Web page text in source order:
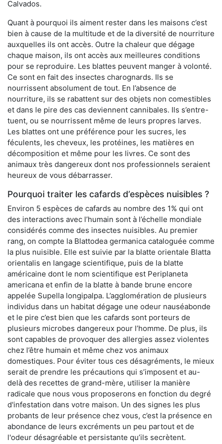
Calvados.
Quant à pourquoi ils aiment rester dans les maisons c’est
bien à cause de la multitude et de la diversité de nourriture
auxquelles ils ont accès. Outre la chaleur que dégage
chaque maison, ils ont accès aux meilleures conditions
pour se reproduire. Les blattes peuvent manger à volonté.
Ce sont en fait des insectes charognards. Ils se
nourrissent absolument de tout. En l’absence de
nourriture, ils se rabattent sur des objets non comestibles
et dans le pire des cas deviennent cannibales. Ils s’entre-
tuent, ou se nourrissent même de leurs propres larves.
Les blattes ont une préférence pour les sucres, les
féculents, les cheveux, les protéines, les matières en
décomposition et même pour les livres. Ce sont des
animaux très dangereux dont nos professionnels seraient
heureux de vous débarrasser.
Pourquoi traiter les cafards d’espèces nuisibles ?
Environ 5 espèces de cafards au nombre des 1% qui ont
des interactions avec l’humain sont à l’échelle mondiale
considérés comme des insectes nuisibles. Au premier
rang, on compte la Blattodea germanica cataloguée comme
la plus nuisible. Elle est suivie par la blatte orientale Blatta
orientalis en langage scientifique, puis de la blatte
américaine dont le nom scientifique est Periplaneta
americana et enfin de la blatte à bande brune encore
appelée Supella longipalpa. L’agglomération de plusieurs
individus dans un habitat dégage une odeur nauséabonde
et le pire c’est bien que les cafards sont porteurs de
plusieurs microbes dangereux pour l’homme. De plus, ils
sont capables de provoquer des allergies assez violentes
chez l’être humain et même chez vos animaux
domestiques. Pour éviter tous ces désagréments, le mieux
serait de prendre les précautions qui s’imposent et au-
delà des recettes de grand-mère, utiliser la manière
radicale que nous vous proposerons en fonction du degré
d'infestation dans votre maison. Un des signes les plus
probants de leur présence chez vous, c’est la présence en
abondance de leurs excréments un peu partout et de
l'odeur désagréable et persistante qu’ils secrètent.